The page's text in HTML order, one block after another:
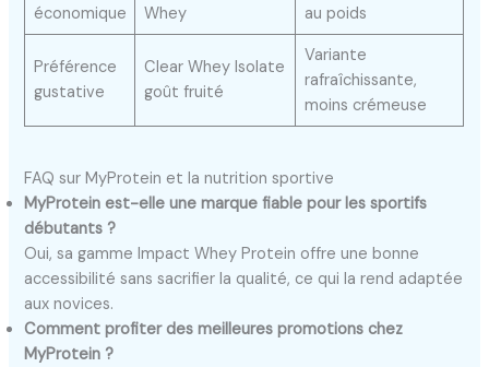
économique
Whey
au poids
Préférence
gustative
Clear Whey Isolate
goût fruité
Variante
rafraîchissante,
moins crémeuse
FAQ sur MyProtein et la nutrition sportive
MyProtein est-elle une marque fiable pour les sportifs
débutants ?
Oui, sa gamme Impact Whey Protein offre une bonne
accessibilité sans sacrifier la qualité, ce qui la rend adaptée
aux novices.
Comment profiter des meilleures promotions chez
MyProtein ?